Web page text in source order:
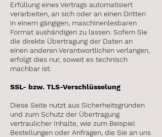
Erfüllung eines Vertrags automatisiert
verarbeiten, an sich oder an einen Dritten
in einem gängigen, maschinenlesbaren
Format aushändigen zu lassen. Sofern Sie
die direkte Übertragung der Daten an
einen anderen Verantwortlichen verlangen,
erfolgt dies nur, soweit es technisch
machbar ist.
SSL- bzw. TLS-Verschlüsselung
Diese Seite nutzt aus Sicherheitsgründen
und zum Schutz der Übertragung
vertraulicher Inhalte, wie zum Beispiel
Bestellungen oder Anfragen, die Sie an uns